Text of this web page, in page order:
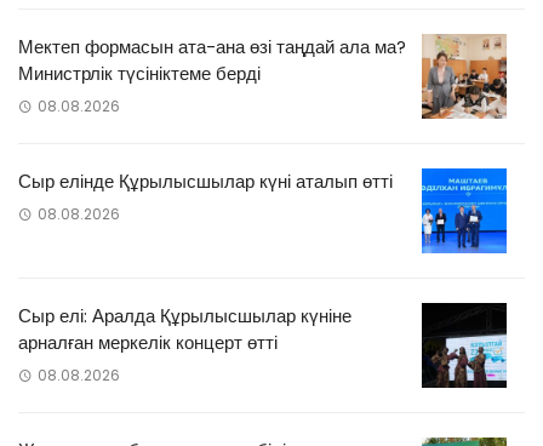
Мектеп формасын ата-ана өзі таңдай ала ма?
Министрлік түсініктеме берді
08.08.2026
Сыр елінде Құрылысшылар күні аталып өтті
08.08.2026
Сыр елі: Аралда Құрылысшылар күніне
арналған меркелік концерт өтті
08.08.2026